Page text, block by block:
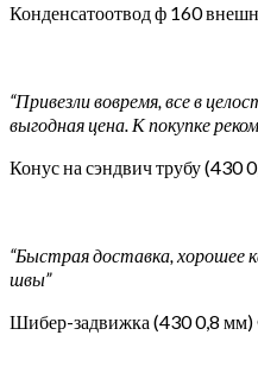
Конденсатоотвод ф 160
“Привезли вовремя, все в
выгодная цена. К покупке
Конус на сэндвич трубу
“Быстрая доставка, хорошее
швы”
Шибер-задвижка (430 0,8